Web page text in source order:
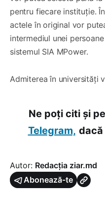
pentru fiecare instituție.
actele în original vor
intermediul unei
sistemul SIA MPower.
Admiterea în universități
Ne poți citi și pe
Telegram, dacă
Autor: Redacția ziar.md
Abonează-te